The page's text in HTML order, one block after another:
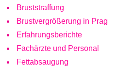
Bruststraffung
Brustvergrößerung in Prag
Erfahrungsberichte
Fachärzte und Personal
Fettabsaugung